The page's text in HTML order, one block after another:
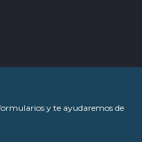
y te ayudaremos de